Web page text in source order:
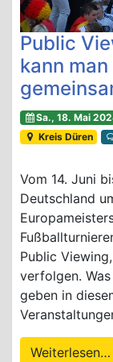
Public
kann
Sa., 18. Mai
Kreis Düren
Vom 14. Juni
Deutschland
Public
verfolgen.
geben in
Weiterlesen…